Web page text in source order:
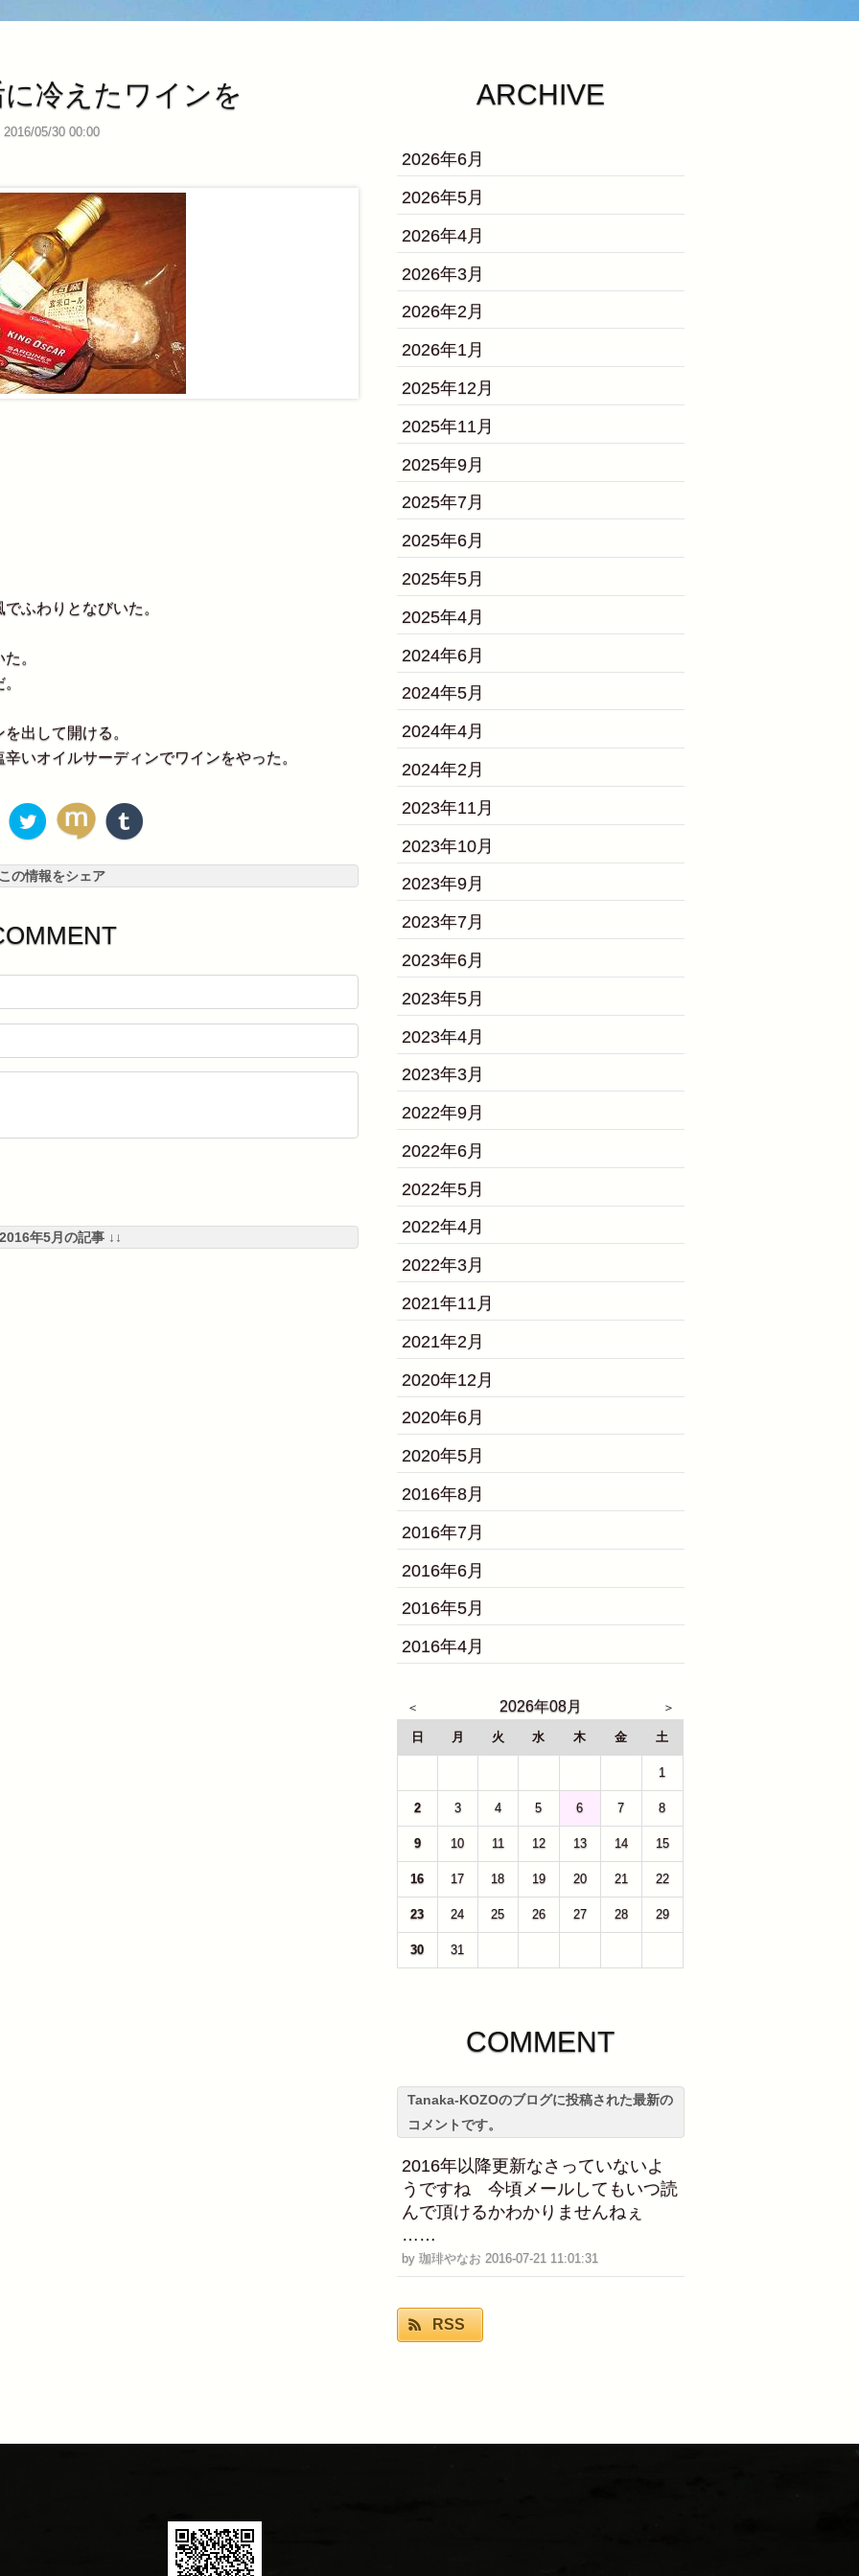
冷えたワインを
2016/05/30 00:00
ふわりとなびいた。
。
出して開ける。
いオイルサーディンでワインをやった。
の情報をシェア
年5月の記事 ↓↓
ARCHIVE
2026年6月
2026年5月
2026年4月
2026年3月
2026年2月
2026年1月
2025年12月
2025年11月
2025年9月
2025年7月
2025年6月
2025年5月
2025年4月
2024年6月
2024年5月
2024年4月
2024年2月
2023年11月
2023年10月
2023年9月
2023年7月
2023年6月
2023年5月
2023年4月
2023年3月
2022年9月
2022年6月
2022年5月
2022年4月
2022年3月
2021年11月
2021年2月
2020年12月
2020年6月
2020年5月
2016年8月
2016年7月
2016年6月
2016年5月
2016年4月
2026年08月
日 月 火 水 木 金 土
1
2 3 4 5 6 7 8
9 10 11 12 13 14 15
16 17 18 19 20 21 22
23 24 25 26 27 28 29
30 31
COMMENT
Tanaka-KOZOのブログに投稿された最新の
コメントです。
2016年以降更新なさっていないよ
うですね 今頃メールしてもいつ読
んで頂けるかわかりませんねぇ
……
by 珈琲やなお 2016-07-21 11:01:31
RSS